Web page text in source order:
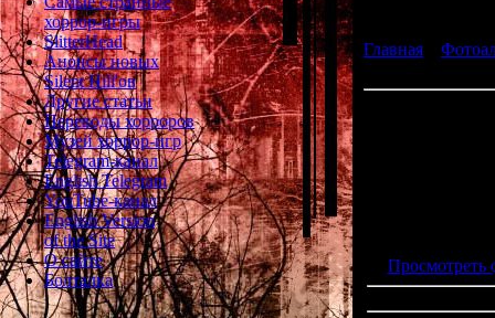
хоррор-игры
SlitterHead
Анонсы новых
Silent Hill'ов
Другие статьи
Переводы хорроров
Музей хоррор-игр
Telegram-канал
English Telegram
YouTube-канал
English Version
of the Site
О сайте
Болталка
Главная
Просмотреть